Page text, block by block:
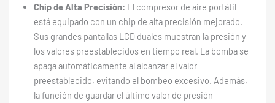
Chip de Alta Precisión: El compresor de aire portátil
está equipado con un chip de alta precisión mejorado.
Sus grandes pantallas LCD duales muestran la presión y
los valores preestablecidos en tiempo real. La bomba se
apaga automáticamente al alcanzar el valor
preestablecido, evitando el bombeo excesivo. Además,
la función de guardar el último valor de presión